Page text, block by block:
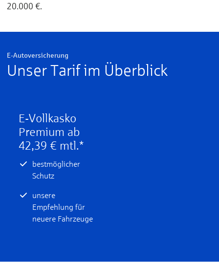
20.000 €.
E-Autoversicherung
Unser Tarif im Überblick
E-Vollkasko
Premium ab
42,39 € mtl.*
bestmöglicher
Schutz
unsere
Empfehlung für
neuere Fahrzeuge